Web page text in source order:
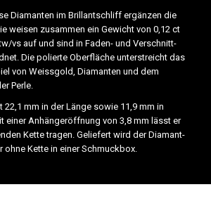
Diamanten im Brillantschliff ergänzen die
weisen zusammen ein Gewicht von 0,12 ct
vs auf und sind in Faden- und Verschnitt-
Die polierte Oberfläche unterstreicht das
von Weissgold, Diamanten und dem
Perle.
22,1 mm in der Länge sowie 11,9 mm in
einer Anhängeröffnung von 3,8 mm lässt er
Kette tragen. Geliefert wird der Diamant-
ohne Kette in einer Schmuckbox.